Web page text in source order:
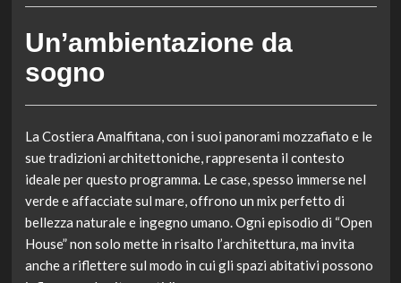
Un’ambientazione da
sogno
La Costiera Amalfitana, con i suoi panorami mozzafiato e le
sue tradizioni architettoniche, rappresenta il contesto
ideale per questo programma. Le case, spesso immerse nel
verde e affacciate sul mare, offrono un mix perfetto di
bellezza naturale e ingegno umano. Ogni episodio di “Open
House” non solo mette in risalto l’architettura, ma invita
anche a riflettere sul modo in cui gli spazi abitativi possono